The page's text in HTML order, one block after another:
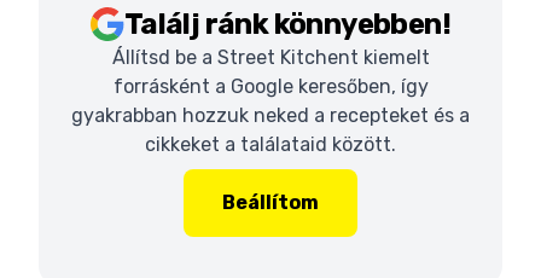
Találj ránk könnyebben!
Állítsd be a Street Kitchent kiemelt
forrásként a Google keresőben, így
gyakrabban hozzuk neked a recepteket és a
cikkeket a találataid között.
Beállítom